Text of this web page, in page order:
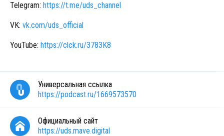
Telegram: https://t.me/uds_channel
VK: vk.com/uds_official
YouTube: https://clck.ru/3783K8
Универсальная ссылка
https://podcast.ru/1669573570
Официальный сайт
https://uds.mave.digital